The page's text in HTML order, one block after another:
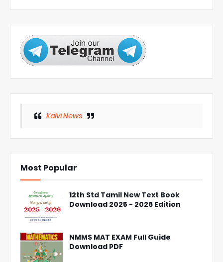
Kalvi News
Most Popular
12th Std Tamil New Text Book
Download 2025 - 2026 Edition
NMMS MAT EXAM Full Guide
Download PDF